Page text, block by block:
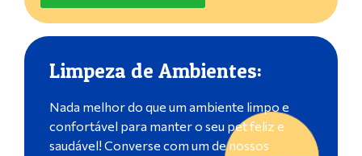
Limpeza de Ambientes:
Nada melhor do que um ambiente limpo e
confortável para manter o seu pet feliz e
saudável! Converse com um de nossos